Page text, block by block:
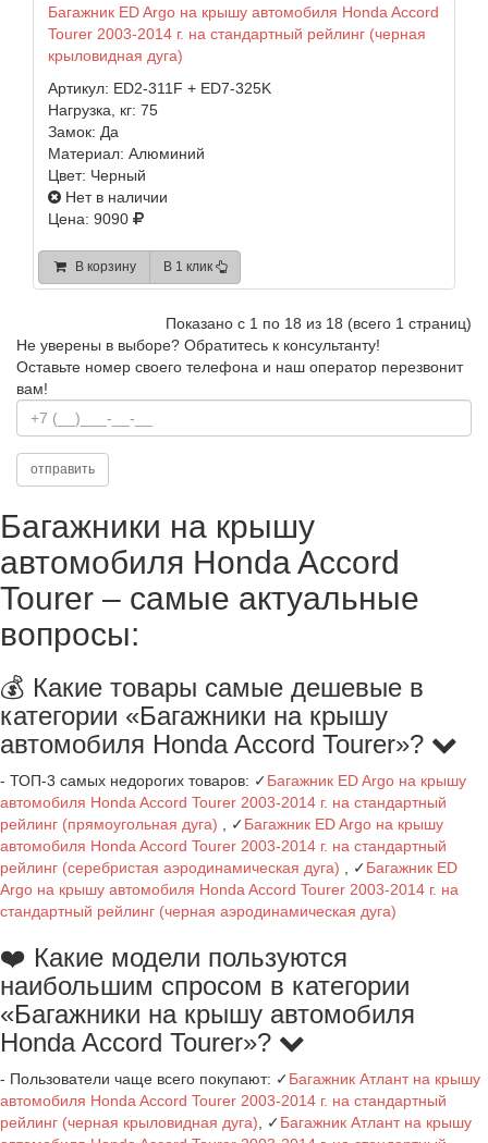
Багажник ED Argo на крышу автомобиля Honda Accord
Tourer 2003-2014 г. на стандартный рейлинг (черная
крыловидная дуга)
Артикул: ED2-311F + ED7-325K
Нагрузка, кг: 75
Замок: Да
Материал: Алюминий
Цвет: Черный
Нет в наличии
Цена: 9090
В корзину В 1 клик
Показано с 1 по 18 из 18 (всего 1 страниц)
Не уверены в выборе? Обратитесь к консультанту!
Оставьте номер своего телефона и наш оператор перезвонит
вам!
Багажники на крышу
автомобиля Honda Accord
Tourer – самые актуальные
вопросы:
💰 Какие товары самые дешевые в
категории «Багажники на крышу
автомобиля Honda Accord Tourer»?
- ТОП-3 самых недорогих товаров: ✓Багажник ED Argo на крышу
автомобиля Honda Accord Tourer 2003-2014 г. на стандартный
рейлинг (прямоугольная дуга) , ✓Багажник ED Argo на крышу
автомобиля Honda Accord Tourer 2003-2014 г. на стандартный
рейлинг (серебристая аэродинамическая дуга) , ✓Багажник ED
Argo на крышу автомобиля Honda Accord Tourer 2003-2014 г. на
стандартный рейлинг (черная аэродинамическая дуга)
❤️ Какие модели пользуются
наибольшим спросом в категории
«Багажники на крышу автомобиля
Honda Accord Tourer»?
- Пользователи чаще всего покупают: ✓Багажник Атлант на крышу
автомобиля Honda Accord Tourer 2003-2014 г. на стандартный
рейлинг (черная крыловидная дуга), ✓Багажник Атлант на крышу